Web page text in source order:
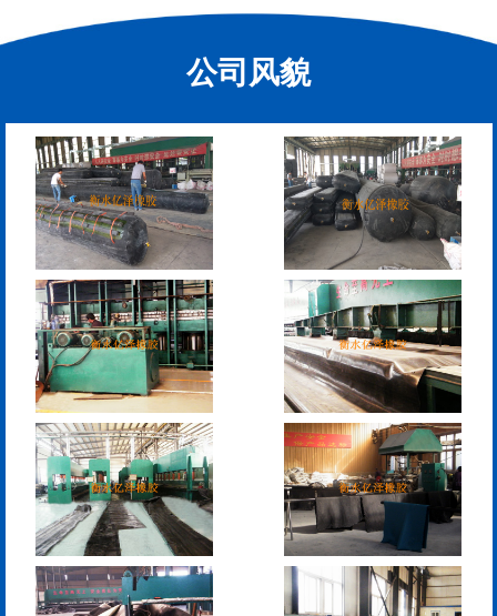
堵）
污水管道封堵气囊 管道堵水气囊
管道封堵气囊的注意事
项
管道封堵气囊
公司风貌